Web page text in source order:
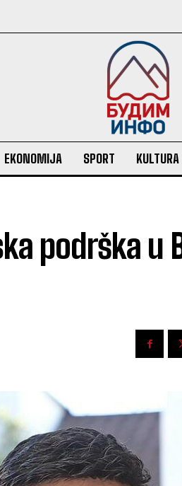
EKONOMIJA SPORT KULTURA
podrška u